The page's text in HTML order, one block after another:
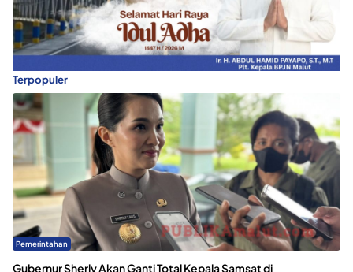
Terpopuler
Pemerintahan
Gubernur Sherly Akan Ganti Total Kepala Samsat di